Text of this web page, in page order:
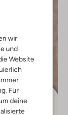
wir
und
Website
Für
deine